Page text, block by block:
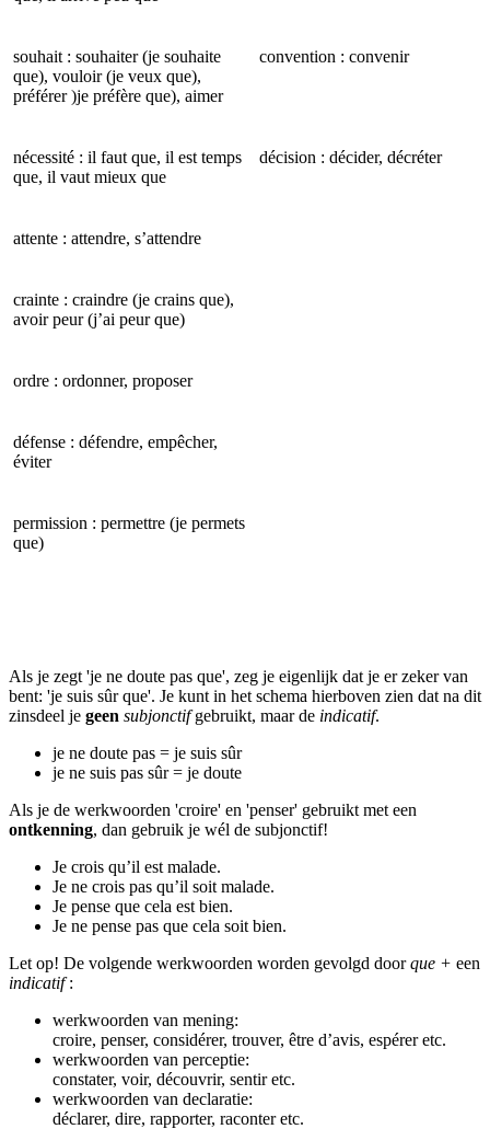
souhait : souhaiter (je souhaite
que), vouloir (je veux que),
préférer )je préfère que), aimer
convention : convenir
nécessité : il faut que, il est temps
que, il vaut mieux que
décision : décider, décréter
attente : attendre, s’attendre
crainte : craindre (je crains que),
avoir peur (j’ai peur que)
ordre : ordonner, proposer
défense : défendre, empêcher,
éviter
permission : permettre (je permets
que)
Als je zegt 'je ne doute pas que', zeg je eigenlijk dat je er zeker van
bent: 'je suis sûr que'. Je kunt in het schema hierboven zien dat na dit
zinsdeel je geen subjonctifgebruikt, maar de indicatif.
je ne doute pas = je suis sûr
je ne suis pas sûr = je doute
Als je de werkwoorden 'croire' en 'penser' gebruikt met een
ontkenning, dan gebruik je wél de subjonctif!
Je crois qu’il est malade.
Je ne crois pas qu’il soit malade.
Je pense que cela est bien.
Je ne pense pas que cela soit bien.
Let op! De volgende werkwoorden worden gevolgd doorque + een
indicatif:
werkwoorden van mening:
croire, penser, considérer, trouver, être d’avis, espérer etc.
werkwoorden van perceptie:
constater, voir, découvrir, sentir etc.
werkwoorden van declaratie:
déclarer, dire, rapporter, raconter etc.